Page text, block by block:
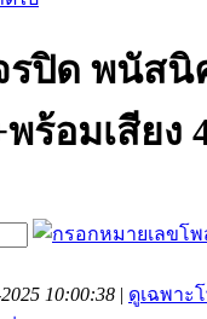
รปิด พนัส
ร้อมเสียง
10:00:38 | ดูเฉพาะ